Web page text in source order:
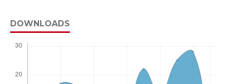
DOWNLOADS